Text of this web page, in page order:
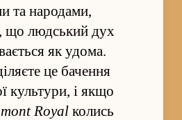
та народами,
що людський дух
як удома.
це бачення
культури, і якщо
Royalколись